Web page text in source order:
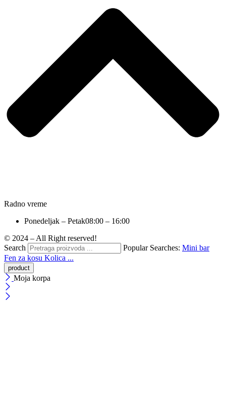
Radno vreme
Ponedeljak – Petak08:00 – 16:00
© 2024 – All Right reserved!
Search
Popular Searches: Mini bar
Fen za kosu Kolica ...
Moja korpa